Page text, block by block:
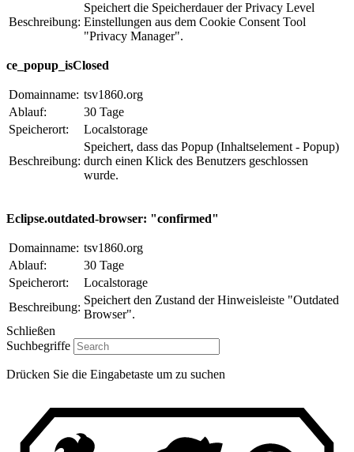
Beschreibung:
Speichert die Speicherdauer der Privacy Level
Einstellungen aus dem Cookie Consent Tool
"Privacy Manager".
ce_popup_isClosed
Domainname: tsv1860.org
Ablauf:
30 Tage
Speicherort:
Localstorage
Beschreibung:
Speichert, dass das Popup (Inhaltselement - Popup)
durch einen Klick des Benutzers geschlossen
wurde.
Eclipse.outdated-browser: "confirmed"
Domainname: tsv1860.org
Ablauf:
30 Tage
Speicherort:
Localstorage
Beschreibung:
Speichert den Zustand der Hinweisleiste "Outdated
Browser".
Schließen
Suchbegriffe
Drücken Sie die Eingabetaste um zu suchen